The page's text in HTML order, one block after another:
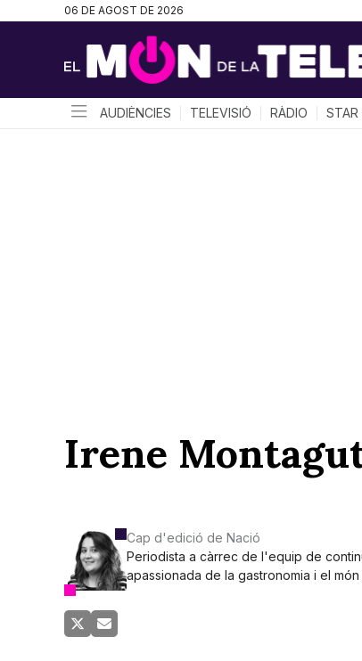
06 DE AGOST DE 2026
AUDIÈNCIES TELEVISIÓ RÀDIO STAR
Irene
Cap d'edició de Nació
Periodista a càrrec de l'equip de
apassionada de la gastronomia i el